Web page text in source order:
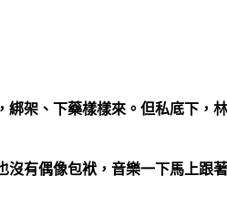
架、下藥樣樣來。但私底下，
有偶像包袱，音樂一下馬上跟